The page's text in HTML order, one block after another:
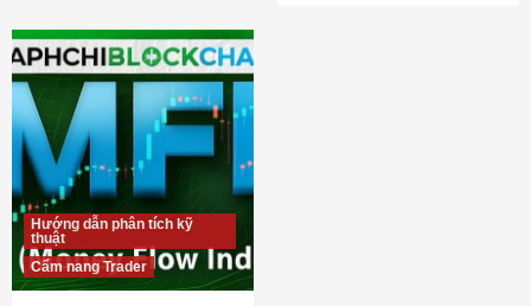
Hướng dẫn phân tích kỹ
thuật
Cẩm nang Trader